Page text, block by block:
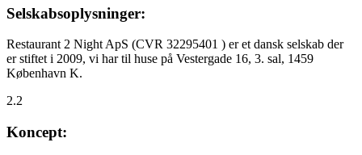
Selskabsoplysninger:
Restaurant 2 Night ApS (CVR 32295401 ) er et dansk selskab der
er stiftet i 2009, vi har til huse på Vestergade 16, 3. sal, 1459
København K.
2.2
Koncept: